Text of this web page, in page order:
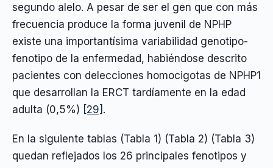
segundo alelo. A pesar de ser el gen que con más
frecuencia produce la forma juvenil de NPHP
existe una importantísima variabilidad genotipo-
fenotipo de la enfermedad, habiéndose descrito
pacientes con delecciones homocigotas de NPHP1
que desarrollan la ERCT tardíamente en la edad
adulta (0,5%) [29] .
En la siguiente tablas (Tabla 1) (Tabla 2) (Tabla 3)
quedan reflejados los 26 principales fenotipos y